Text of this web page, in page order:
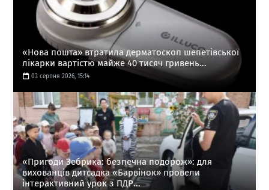
«Нова пошта» втратила дерматоскоп шепетівської
лікарки вартістю майже 40 тисяч гривень...
03 серпня 2026, 15:14
«Пригоди Зебрика: безпечна подорож»: для
вихованців дитсадка «Барвінок» провели
інтерактивний урок з ПДР...